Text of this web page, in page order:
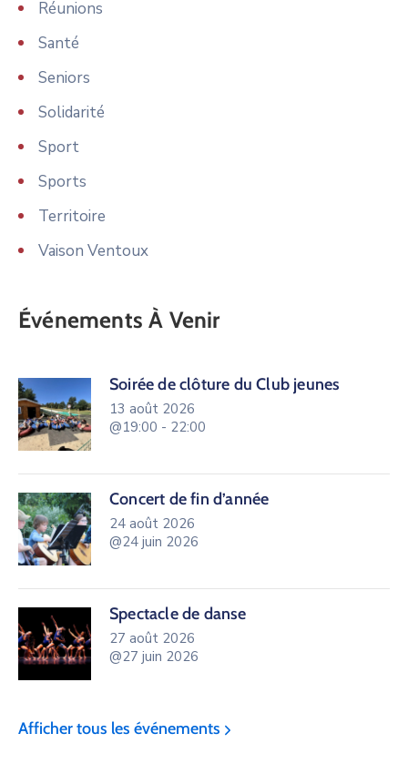
Réunions
Santé
Seniors
Solidarité
Sport
Sports
Territoire
Vaison Ventoux
Événements À Venir
Soirée de clôture du Club jeunes
13 août 2026
@19:00 - 22:00
Concert de fin d’année
24 août 2026
@24 juin 2026
Spectacle de danse
27 août 2026
@27 juin 2026
Afficher tous les événements